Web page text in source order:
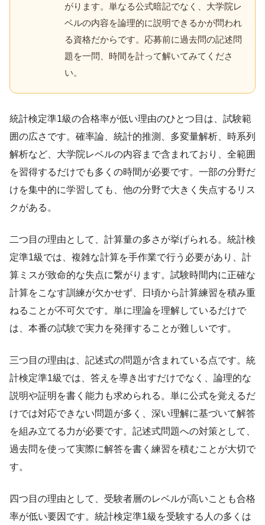
がります。単なる公式暗記でなく、大学院レ
ベルの内容を論理的に説明できるかが問われ
る資格だからです。応募前に過去問の記述問
題を一問、時間を計って解いてみてくださ
い。
統計検定準1級の合格率が低い理由のひとつ目は、試験範
囲の広さです。確率論、統計的推測、多変量解析、時系列
解析など、大学院レベルの内容まで含まれており、全範囲
を習得するだけでも多くの時間が必要です。一部の分野だ
けを集中的に学習しても、他の分野で大きく失点するリス
クがある。
二つ目の理由として、計算量の多さが挙げられる。統計検
定準1級では、複雑な計算を手作業で行う必要があり、計
算ミスが致命的な失点に繋がります。試験時間内に正確な
計算をこなす訓練が欠かせず、日頃から計算練習を積み重
ねることが不可欠です。単に理論を理解しているだけで
は、本番の試験で実力を発揮することが難しいです。
三つ目の理由は、記述式の問題が含まれている点です。統
計検定準1級では、答えを導き出すだけでなく、論理的な
説明や証明を書く能力も求められる。単に公式を覚えるだ
けでは対応できない問題が多く、深い理解に基づいて解答
を組み立てる力が必要です。記述式問題への対策として、
過去問を使って実際に解答を書く練習を積むことが大切で
す。
四つ目の理由として、受験者層のレベルが高いことも合格
率が低い要因です。統計検定準1級を受験する人の多くは